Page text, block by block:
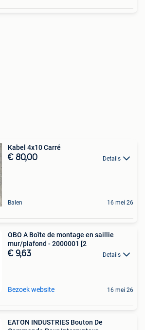
Kabel 4x10 Carré
€ 80,00 Details
Balen 16 mei 26
OBO A Boîte de montage en saillie
mur/plafond - 2000001 [2
€ 9,63 Details
Bezoek website 16 mei 26
EATON INDUSTRIES Bouton De